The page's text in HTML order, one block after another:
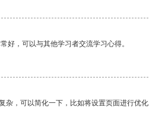
好，可以与其他学习者交流学习心得。
杂，可以简化一下，比如将设置页面进行优化